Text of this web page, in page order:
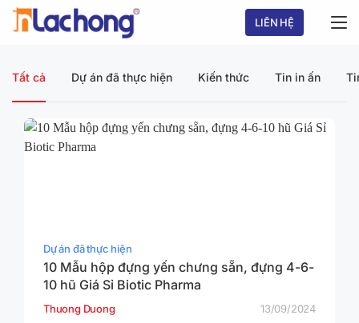
Chuyển
đến
LIÊN HỆ
Tất cả Dự án đã thực hiện Kiến thức Tin in ấn
Dự án đã thực hiện
10 Mẫu hộp đựng yến chưng sẵn, đựng 4-6-
10 hũ Giá Sỉ Biotic Pharma
Thuong Duong 13/09/2024